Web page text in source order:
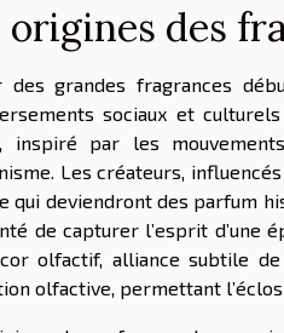
origines des
des grandes fragrances
sociaux et
inspiré par les
Les créateurs,
qui deviendront des parfum
de capturer l’esprit d’une
olfactif, alliance subtile
olfactive, permettant